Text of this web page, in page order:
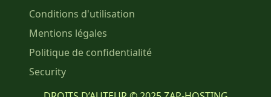
Conditions d'utilisation
Mentions légales
Politique de confidentialité
Security